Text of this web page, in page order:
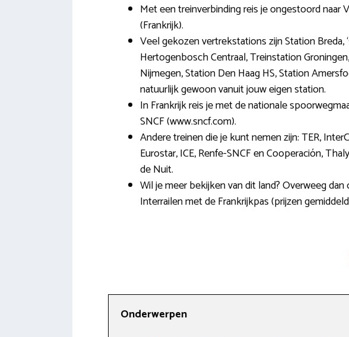
Met een treinverbinding reis je ongestoord naar
(Frankrijk).
Veel gekozen vertrekstations zijn Station Breda,
Hertogenbosch Centraal, Treinstation
Nijmegen, Station Den Haag HS, Station
natuurlijk gewoon vanuit jouw eigen station.
In Frankrijk reis je met de nationale
SNCF (www.sncf.com).
Andere treinen die je kunt nemen zijn: TER,
Eurostar, ICE, Renfe-SNCF en Cooperación,
de Nuit.
Wil je meer bekijken van dit land? Overweeg
Interrailen met de Frankrijkpas (prijzen
Onderwerpen